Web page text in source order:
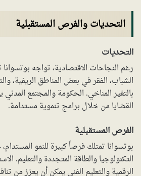
التحديات والفرص المستقبلية
التحديات
رغم النجاحات الاقتصادية، تواجه
الشباب، الفقر في بعض المناطق الريفية،
بالتغير المناخي. الحكومة والمجتمع
القضايا من خلال برامج تنموية مستدامة.
الفرص المستقبلية
بوتسوانا تمتلك فرصاً كبيرة للنمو
التكنولوجيا والطاقة المتجددة والتعليم.
الرقمية والتعليم الفني يمكن أن يعزز من